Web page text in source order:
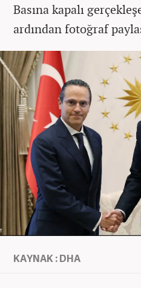
Basına kapalı
ardından fotoğraf
KAYNAK : DHA